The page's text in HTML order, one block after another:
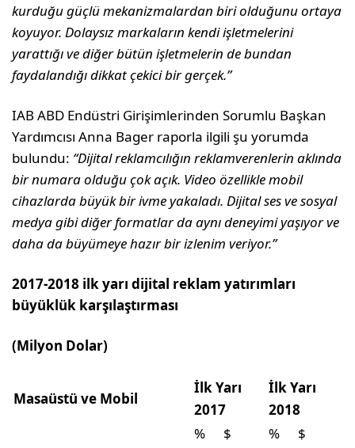
kurduğu güçlü mekanizmalardan biri olduğunu ortaya
koyuyor. Dolaysız markaların kendi işletmelerini
yarattığı ve diğer bütün işletmelerin de bundan
faydalandığı dikkat çekici bir gerçek.”
IAB ABD Endüstri Girişimlerinden Sorumlu Başkan
Yardımcısı Anna Bager raporla ilgili şu yorumda
bulundu: “Dijital reklamcılığın reklamverenlerin aklında
bir numara olduğu çok açık. Video özellikle mobil
cihazlarda büyük bir ivme yakaladı. Dijital ses ve sosyal
medya gibi diğer formatlar da aynı deneyimi yaşıyor ve
daha da büyümeye hazır bir izlenim veriyor.”
2017-2018 ilk yarı dijital reklam yatırımları
büyüklük karşılaştırması
(Milyon Dolar)
Masaüstü ve Mobil
İlk Yarı
2017
İlk Yarı
2018
%
$ %
$